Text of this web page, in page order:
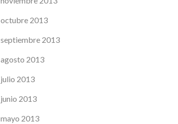
octubre 2013
septiembre 2013
agosto 2013
julio 2013
junio 2013
mayo 2013